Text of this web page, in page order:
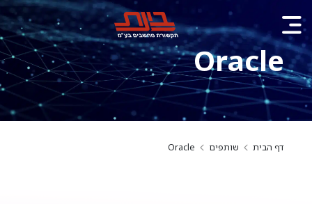
Oracle
דף הבית שותפים Oracle